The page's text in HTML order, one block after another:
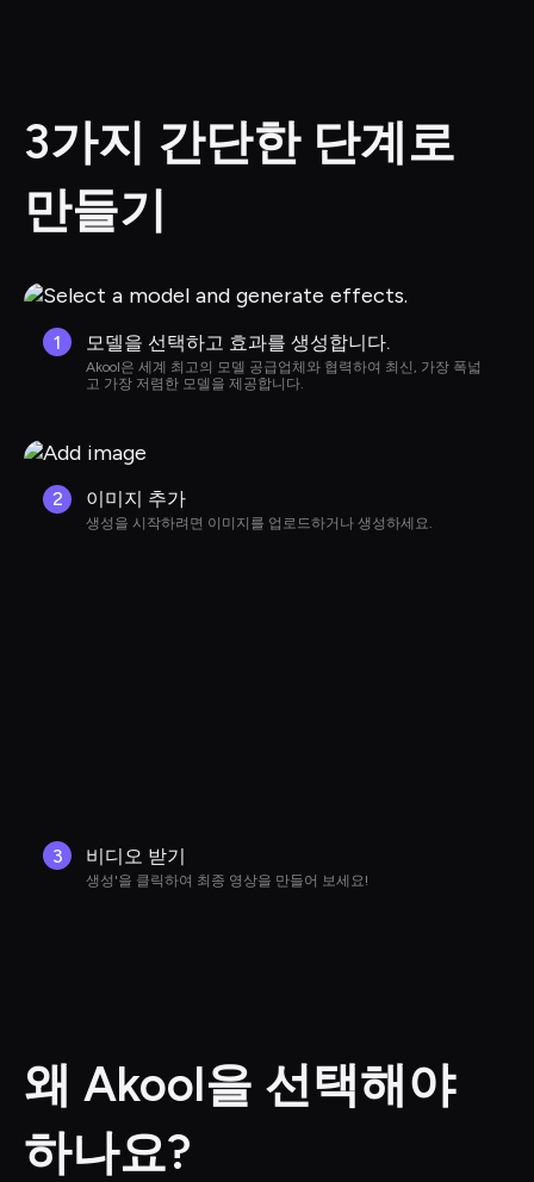
3가지 간단한 단계로
만들기
1 모델을 선택하고 효과를 생성합니다.
Akool은 세계 최고의 모델 공급업체와 협력하여 최신, 가장 폭넓
고 가장 저렴한 모델을 제공합니다.
2 이미지 추가
생성을 시작하려면 이미지를 업로드하거나 생성하세요.
3 비디오 받기
생성'을 클릭하여 최종 영상을 만들어 보세요!
왜 Akool을 선택해야
하나요?